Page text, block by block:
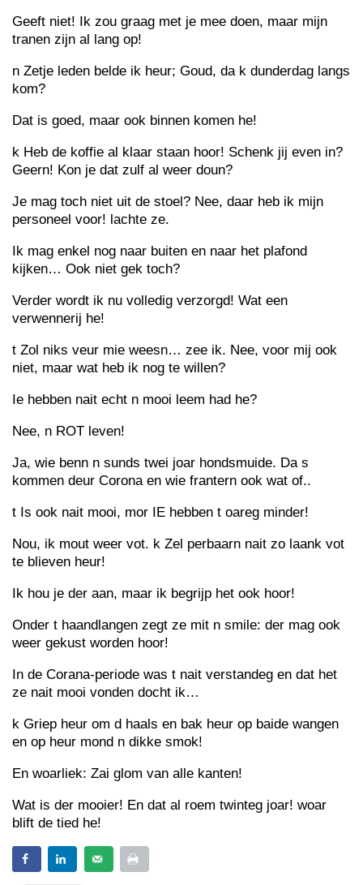
Geeft niet! Ik zou graag met je mee doen, maar mijn
tranen zijn al lang op!
n Zetje leden belde ik heur; Goud, da k dunderdag langs
kom?
Dat is goed, maar ook binnen komen he!
k Heb de koffie al klaar staan hoor! Schenk jij even in?
Geern! Kon je dat zulf al weer doun?
Je mag toch niet uit de stoel? Nee, daar heb ik mijn
personeel voor! lachte ze.
Ik mag enkel nog naar buiten en naar het plafond
kijken… Ook niet gek toch?
Verder wordt ik nu volledig verzorgd! Wat een
verwennerij he!
t Zol niks veur mie weesn… zee ik. Nee, voor mij ook
niet, maar wat heb ik nog te willen?
Ie hebben nait echt n mooi leem had he?
Nee, n ROT leven!
Ja, wie benn n sunds twei joar hondsmuide. Da s
kommen deur Corona en wie frantern ook wat of..
t Is ook nait mooi, mor IE hebben t oareg minder!
Nou, ik mout weer vot. k Zel perbaarn nait zo laank vot
te blieven heur!
Ik hou je der aan, maar ik begrijp het ook hoor!
Onder t haandlangen zegt ze mit n smile: der mag ook
weer gekust worden hoor!
In de Corana-periode was t nait verstandeg en dat het
ze nait mooi vonden docht ik…
k Griep heur om d haals en bak heur op baide wangen
en op heur mond n dikke smok!
En woarliek: Zai glom van alle kanten!
Wat is der mooier! En dat al roem twinteg joar! woar
blift de tied he!